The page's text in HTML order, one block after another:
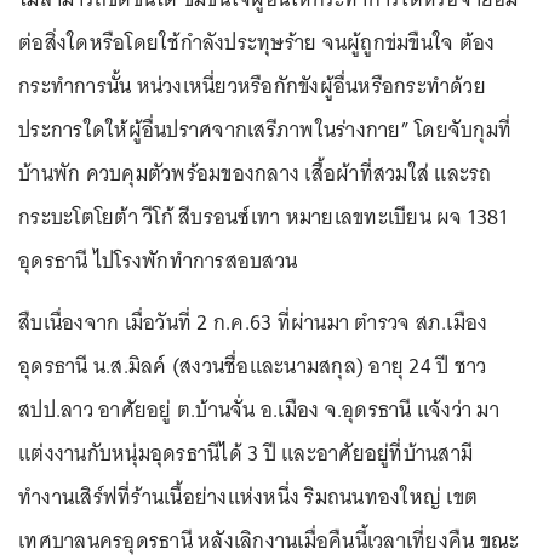
ต่อสิ่งใดหรือโดยใช้กำลังประทุษร้าย จนผู้ถูกข่มขืนใจ ต้อง
กระทำการนั้น หน่วงเหนี่ยวหรือกักขังผู้อื่นหรือกระทำด้วย
ประการใดให้ผู้อื่นปราศจากเสรีภาพในร่างกาย” โดยจับกุมที่
บ้านพัก ควบคุมตัวพร้อมของกลาง เสื้อผ้าที่สวมใส่ และรถ
กระบะโตโยต้า วีโก้ สีบรอนซ์เทา หมายเลขทะเบียน ผจ 1381
อุดรธานี ไปโรงพักทำการสอบสวน
สืบเนื่องจาก เมื่อวันที่ 2 ก.ค.63 ที่ผ่านมา ตำรวจ สภ.เมือง
อุดรธานี น.ส.มิลค์ (สงวนชื่อและนามสกุล) อายุ 24 ปี ชาว
สปป.ลาว อาศัยอยู่ ต.บ้านจั่น อ.เมือง จ.อุดรธานี แจ้งว่า มา
แต่งงานกับหนุ่มอุดรธานีได้ 3 ปี และอาศัยอยู่ที่บ้านสามี
ทำงานเสิร์ฟที่ร้านเนื้อย่างแห่งหนึ่ง ริมถนนทองใหญ่ เขต
เทศบาลนครอุดรธานี หลังเลิกงานเมื่อคืนนี้เวลาเที่ยงคืน ขณะ